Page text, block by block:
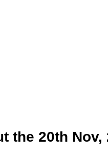
the 20th Nov,